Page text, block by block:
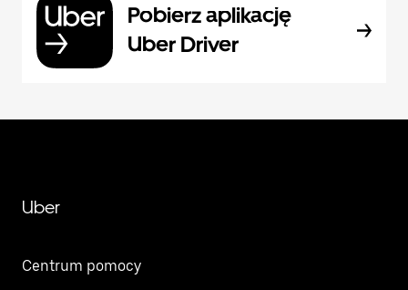
Pobierz aplikację
Uber Driver
Uber
Centrum pomocy